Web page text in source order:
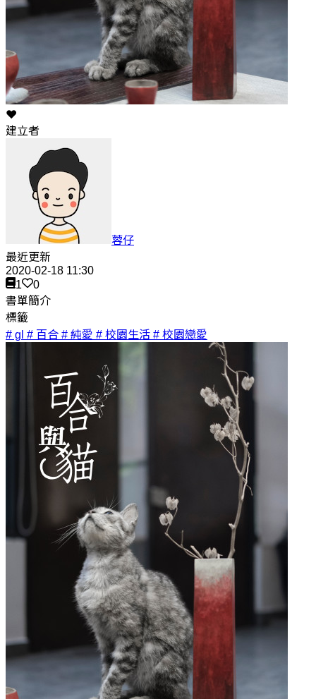
❤️
建立者
蓉仔
最近更新
2020-02-18 11:30
1
0
書單簡介
標籤
# gl # 百合 # 純愛 # 校園生活 # 校園戀愛